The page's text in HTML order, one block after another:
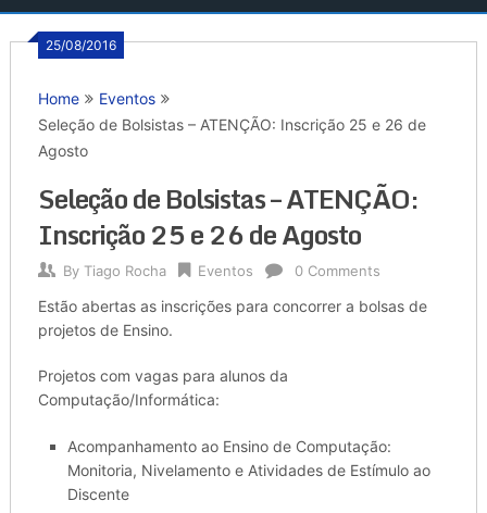
25/08/2016
Home
Eventos
Seleção de Bolsistas – ATENÇÃO: Inscrição 25 e 26 de
Agosto
Seleção de Bolsistas – ATENÇÃO:
Inscrição 25 e 26 de Agosto
By Tiago Rocha Eventos 0 Comments
Estão abertas as inscrições para concorrer a bolsas de
projetos de Ensino.
Projetos com vagas para alunos da
Computação/Informática:
Acompanhamento ao Ensino de Computação:
Monitoria, Nivelamento e Atividades de Estímulo ao
Discente